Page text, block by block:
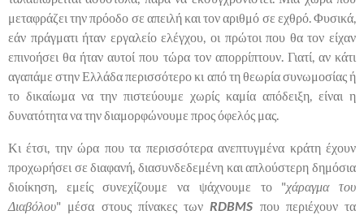
μεταφράζει την πρόοδο σε απειλή και τον αριθμό σε εχθρό. Φυσικά,
εάν πράγματι ήταν εργαλείο ελέγχου, οι πρώτοι που θα τον είχαν
επινοήσει θα ήταν αυτοί που τώρα τον απορρίπτουν. Γιατί, αν κάτι
αγαπάμε στην Ελλάδα περισσότερο κι από τη θεωρία συνωμοσίας ή
το δικαίωμα να την πιστεύουμε χωρίς καμία απόδειξη, είναι η
δυνατότητα να την διαμορφώνουμε προς όφελός μας.
Κι έτσι, την ώρα που τα περισσότερα ανεπτυγμένα κράτη έχουν
προχωρήσει σε διαφανή, διασυνδεδεμένη και απλούστερη δημόσια
διοίκηση, εμείς συνεχίζουμε να ψάχνουμε το "χάραγμα του
Διαβόλου" μέσα στους πίνακες τωνRDBMS που περιέχουν τα